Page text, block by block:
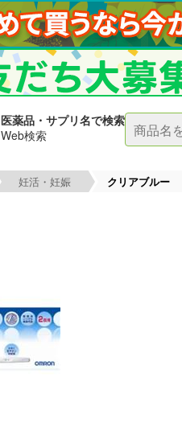
医薬品・サプリ名で検索
Web検索
妊活・妊娠 クリアブルー